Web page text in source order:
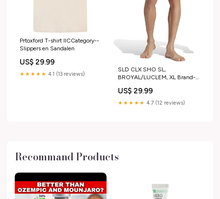
Prtoxford T-shirt IICCategory--
Slippers en Sandalen
US$ 29.99
★★★★★ 4.1 (13 reviews)
SLD CLX SHO SL,
BROYAL/LUCLEM, XL Brand--
US$ 29.99
★★★★★ 4.7 (12 reviews)
Recommand Products